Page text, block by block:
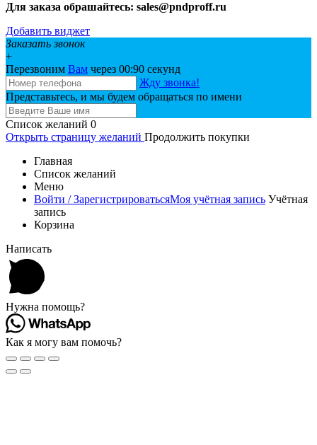
Для заказа обрашайтесь: sales@pndproff.ru
Добавить виджет
Заказать звонок
+
Перезвоним Вам через 00:90 секунд
Жду звонка!
Представьтесь, и мы будем обращаться по имени
Список желаний 0
Открыть страницу желаний Продолжить покупки
Главная
Список желаний
Меню
Войти / ЗарегистрироватьсяМоя учётная запись Учётная
запись
Корзина
Написать
Нужна помощь?
Как я могу вам помочь?